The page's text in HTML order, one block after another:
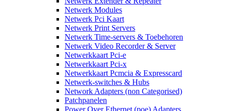
Netwerk Modules
Netwerk Pci Kaart
Netwerk Print Servers
Netwerk Time-servers & Toebehoren
Netwerk Video Recorder & Server
Netwerkkaart Pci-e
Netwerkkaart Pci-x
Netwerkkaart Pcmcia & Expresscard
Netwerk-switches & Hubs
Network Adapters (non Categorised)
Patchpanelen
Power Over Ethernet (poe) Adapters